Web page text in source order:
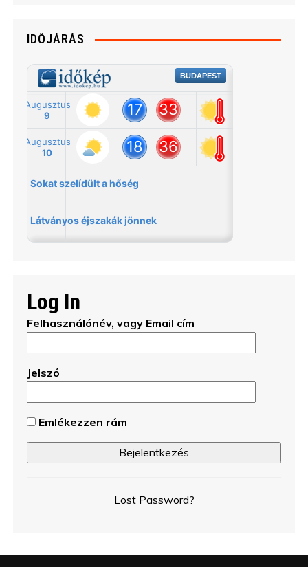
IDŐJÁRÁS
Log In
Felhasználónév, vagy Email cím
Jelszó
Emlékezzen rám
Lost Password?